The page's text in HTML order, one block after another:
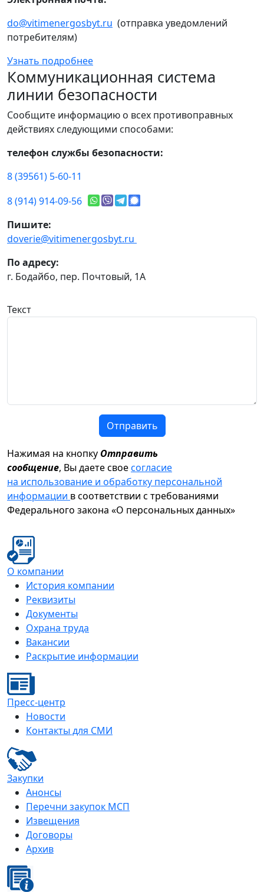
do@vitimenergosbyt.ru (отправка уведомлений
потребителям)
Узнать подробнее
Коммуникационная система
линии безопасности
Сообщите информацию о всех противоправных
действиях следующими способами:
телефон службы безопасности:
8 (39561) 5-60-11
8 (914) 914-09-56
Пишите:
doverie@vitimenergosbyt.ru
По адресу:
г. Бодайбо, пер. Почтовый, 1А
Текст
Отправить
Нажимая на кнопку Отправить
сообщение, Вы даете своесогласие
на использование и обработку персональной
информации в соответствии с требованиями
Федерального закона «О персональных данных»
О компании
История компании
Реквизиты
Документы
Охрана труда
Вакансии
Раскрытие информации
Пресс-центр
Новости
Контакты для СМИ
Закупки
Анонсы
Перечни закупок МСП
Извещения
Договоры
Архив